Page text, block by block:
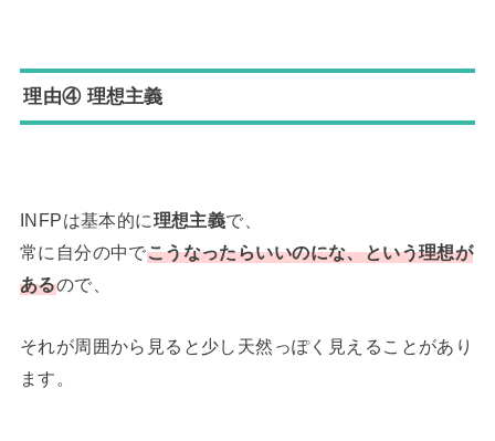
理由④ 理想主義
INFPは基本的に理想主義で、
常に自分の中でこうなったらいいのにな、という理想が
あるので、
それが周囲から見ると少し天然っぽく見えることがあり
ます。